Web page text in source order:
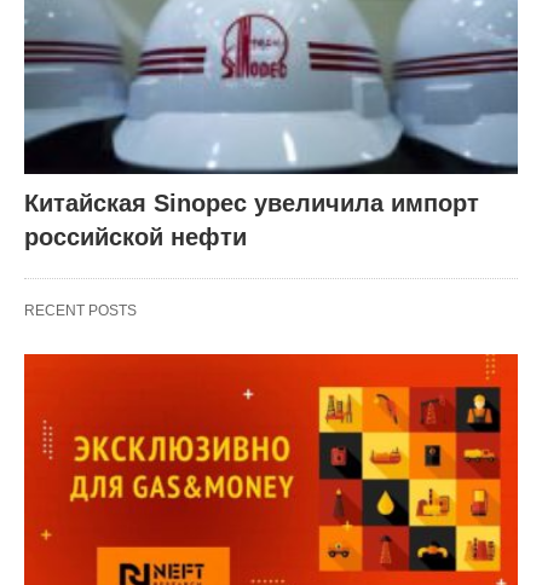
Китайская Sinopec увеличила импорт
российской нефти
RECENT POSTS